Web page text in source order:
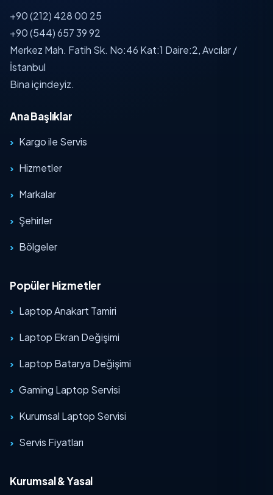
+90 (212) 428 00 25
+90 (544) 657 39 92
Merkez Mah. Fatih Sk. No:46 Kat:1 Daire:2, Avcılar /
İstanbul
Bina içindeyiz.
Ana Başlıklar
Kargo ile Servis
Hizmetler
Markalar
Şehirler
Bölgeler
Popüler Hizmetler
Laptop Anakart Tamiri
Laptop Ekran Değişimi
Laptop Batarya Değişimi
Gaming Laptop Servisi
Kurumsal Laptop Servisi
Servis Fiyatları
Kurumsal & Yasal